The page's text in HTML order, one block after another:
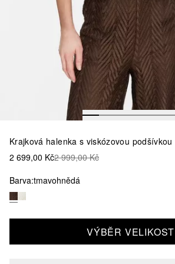
Krajková halenka s viskózovou podšívkou
2 699,00 Kč2 999,00 Kč
Barva:tmavohnědá
VÝBĚR